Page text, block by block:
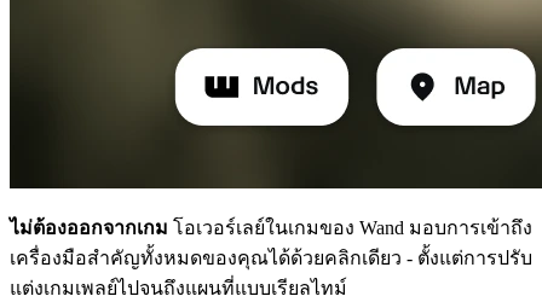
ไม่ต้องออกจากเกม โอเวอร์เลย์ในเกมของ Wand มอบการเข้าถึง
เครื่องมือสำคัญทั้งหมดของคุณได้ด้วยคลิกเดียว - ตั้งแต่การปรับ
แต่งเกมเพลย์ไปจนถึงแผนที่แบบเรียลไทม์